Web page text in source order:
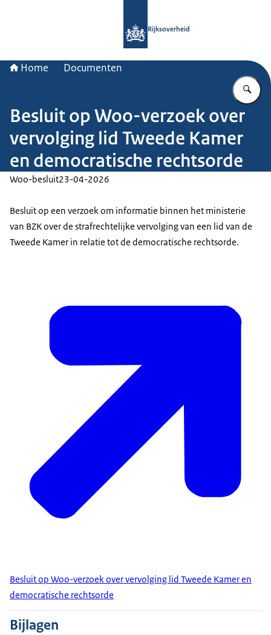
Rijksoverheid
Home Documenten
Besluit op Woo-verzoek over
vervolging lid Tweede Kamer
en democratische rechtsorde
Woo-besluit23-04-2026
Besluit op een verzoek om informatie binnen het ministerie
van BZK over de strafrechtelijke vervolging van een lid van de
Tweede Kamer in relatie tot de democratische rechtsorde.
Besluit op Woo-verzoek over vervolging lid Tweede Kamer en
democratische rechtsorde
Bijlagen